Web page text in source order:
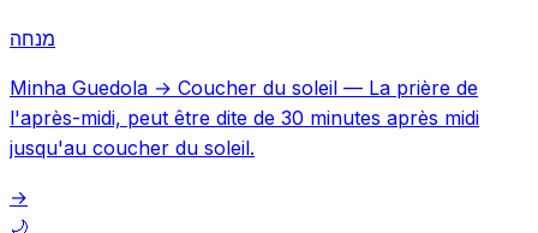
מנחה
Minha Guedola → Coucher du soleil — La prière de
l'après-midi, peut être dite de 30 minutes après midi
jusqu'au coucher du soleil.
→
🌙